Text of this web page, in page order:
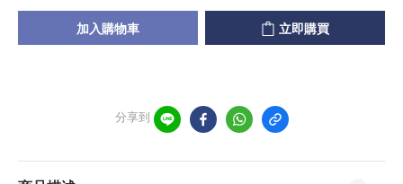
加入購物車 立即購買
分享到